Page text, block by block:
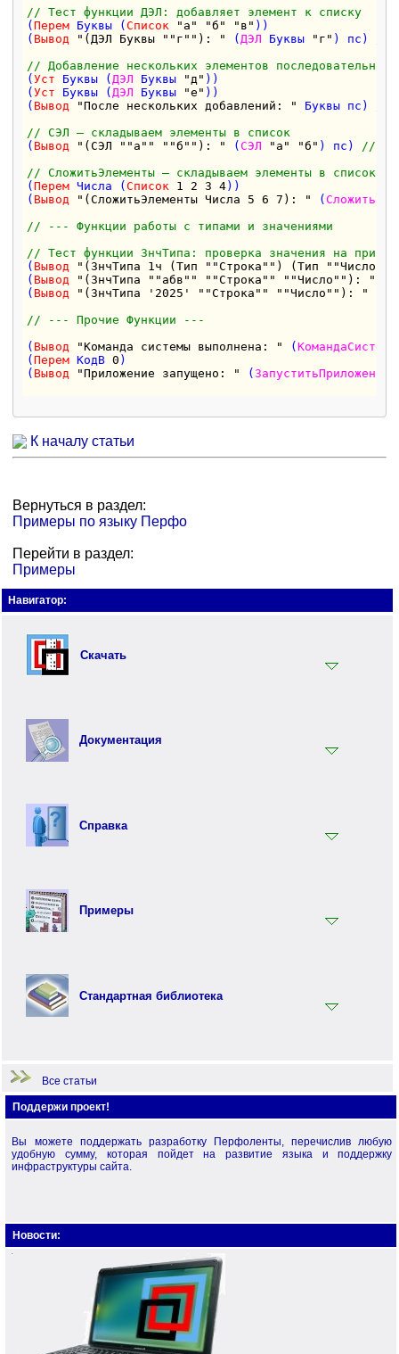
// Тест функции ДЭЛ: добавляет элемент к списку
(Перем Буквы (Список "а" "б" "в" ))
( Вывод "(ДЭЛ Буквы ""г""): " ( ДЭЛ Буквы "г" ) пс)
// Добавление нескольких элементов последовательно
(Уст Буквы ( ДЭЛ Буквы "д" ))
(Уст Буквы ( ДЭЛ Буквы "е" ))
( Вывод "После нескольких добавлений: " Буквы пс)
// СЭЛ — складываем элементы в список
( Вывод "(СЭЛ ""а"" ""б""): " (СЭЛ "а" "б" ) пс)
//
// СложитьЭлементы — складываем элементы в список
(Перем Числа (Список 1 2 3 4))
( Вывод "(СложитьЭлементы Числа 5 6 7): " (
// --- Функции работы с типами и значениями
// Тест функции ЗнчТипа: проверка значения на
( Вывод
"(ЗнчТипа 1ч (Тип ""Строка"") (Тип
( Вывод "(ЗнчТипа ""абв"" ""Строка"" ""Число""): "
( Вывод "(ЗнчТипа '2025' ""Строка"" ""Число""): "
// --- Прочие Функции ---
( Вывод "Команда системы выполнена: " (КомандаСистемы
(Перем КодВ 0 )
( Вывод "Приложение запущено: " (ЗапуститьПриложение
К началу статьи
Вернуться в раздел:
Примеры по языку Перфо
Перейти в раздел:
Примеры
Навигатор:
Скачать
Документация
Инструментарий
Документация
Синтаксис языка Перфолента
Практика программирования на языке Перфолента
Перфо - функциональный язык программирования
Справка
Встроенные функции
Терминология
Примеры
Примеры по стандартной библиотеке
Примеры по языку Перфо
Стандартная библиотека
Все статьи
Поддержи проект!
Вы можете поддержать разработку Перфоленты, перечислив любую
удобную сумму, которая пойдет на развитие языка и поддержку
инфраструктуры сайта.
Новости: